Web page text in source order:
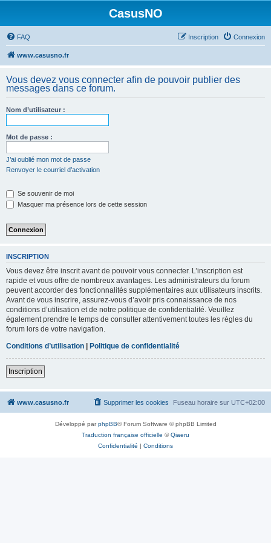
CasusNO
FAQ Connexion
Inscription
www.casusno.fr
Vous devez vous connecter afin de pouvoir publier des
messages dans ce forum.
Nom d’utilisateur :
Mot de passe :
J’ai oublié mon mot de passe
Renvoyer le courriel d’activation
Se souvenir de moi
Masquer ma présence lors de cette session
INSCRIPTION
Vous devez être inscrit avant de pouvoir vous connecter. L’inscription est
rapide et vous offre de nombreux avantages. Les administrateurs du forum
peuvent accorder des fonctionnalités supplémentaires aux utilisateurs inscrits.
Avant de vous inscrire, assurez-vous d’avoir pris connaissance de nos
conditions d’utilisation et de notre politique de confidentialité. Veuillez
également prendre le temps de consulter attentivement toutes les règles du
forum lors de votre navigation.
Conditions d’utilisation | Politique de confidentialité
Inscription
www.casusno.fr Fuseau horaire sur UTC+02:00
Supprimer les cookies
Développé parphpBB® Forum Software © phpBB Limited
Traduction française officielle ©Qiaeru
Confidentialité | Conditions